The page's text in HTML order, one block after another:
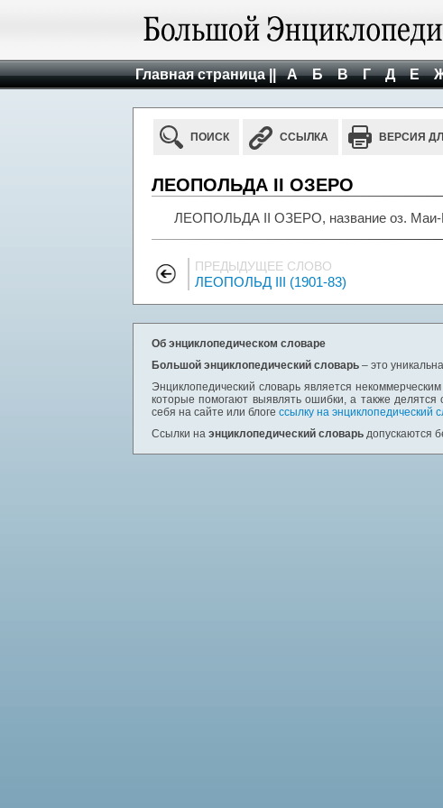
Главная страница || А Б В Г Д Е
ПОИСК ССЫЛКА ВЕРСИЯ
ЛЕОПОЛЬДА II ОЗЕРО
ЛЕОПОЛЬДА II ОЗЕРО, название оз. Маи-
ПРЕДЫДУЩЕЕ СЛОВО
ЛЕОПОЛЬД III (1901-83)
Об энциклопедическом словаре
Большой энциклопедический словарь – это
Энциклопедический словарь является
которые помогают выявлять ошибки, а также
себя на сайте или блоге ссылку на энциклопедический
Ссылки на энциклопедический словарь допускаются